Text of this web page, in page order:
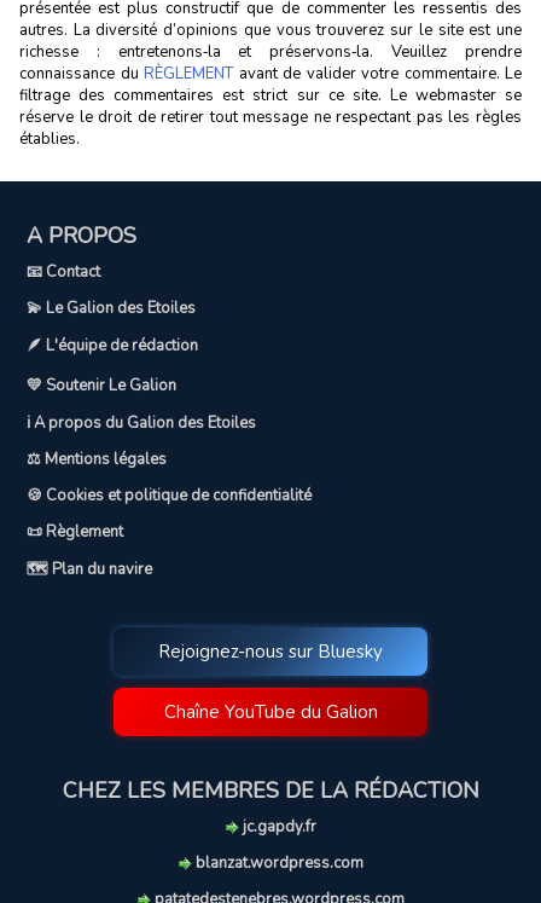
présentée est plus constructif que de commenter les ressentis des
autres. La diversité d’opinions que vous trouverez sur le site est une
richesse : entretenons‑la et préservons‑la. Veuillez prendre
connaissance du RÈGLEMENTavant de valider votre commentaire. Le
filtrage des commentaires est strict sur ce site. Le webmaster se
réserve le droit de retirer tout message ne respectant pas les règles
établies.
A PROPOS
📧 Contact
💫 Le Galion des Etoiles
🪶 L'équipe de rédaction
💛 Soutenir Le Galion
ℹ️ A propos du Galion des Etoiles
⚖️ Mentions légales
🍪 Cookies et politique de confidentialité
📜 Règlement
🗺️ Plan du navire
Rejoignez-nous sur Bluesky
Chaîne YouTube du Galion
CHEZ LES MEMBRES DE LA RÉDACTION
jc.gapdy.fr
blanzat.wordpress.com